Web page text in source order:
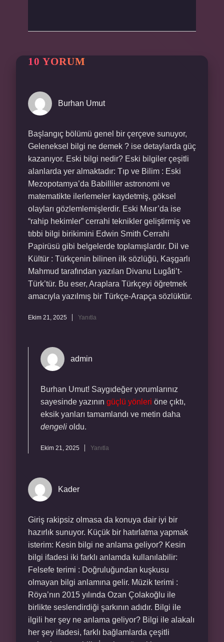
10 YORUM
Burhan Umut
Başlangıç bölümü genel bir çerçeve sunuyor,
Geleneksel bilgi ne demek ? ise detaylarda güç
kazanıyor. Eski bilgi nedir? Eski bilgiler çeşitli
alanlarda yer almaktadır: Tıp ve Bilim : Eski
Mezopotamya’da Babilliler astronomi ve
matematikte ilerlemeler kaydetmiş, göksel
olayları gözlemlemişlerdir. Eski Mısır’da ise
“rahip hekimler” cerrahi teknikler geliştirmiş ve
tıbbi bilgi birikimini Edwin Smith Cerrahi
Papirüsü gibi belgelerde toplamışlardır. Dil ve
Kültür : Türkçenin bilinen ilk sözlüğü, Kaşgarlı
Mahmud tarafından yazılan Divanu Lugâti’t-
Türk’tür. Bu eser, Araplara Türkçeyi öğretmek
amacıyla yazılmış bir Türkçe-Arapça sözlüktür.
Ekim 21, 2025 Yanıtla
admin
Burhan Umut! Saygıdeğer yorumlarınız
sayesinde yazının güçlü yönleri öne çıktı,
eksik yanları tamamlandı ve metin daha
dengeli oldu.
Ekim 21, 2025 Yanıtla
Kader
Giriş rakipsiz olmasa da konuya dair iyi bir
hazırlık sunuyor. Küçük bir hatırlatma yapmak
isterim: Kesin bilgi ne anlama geliyor? Kesin
bilgi ifadesi iki farklı anlamda kullanılabilir:
Felsefe terimi : Doğruluğundan kuşkusu
olmayan bilgi anlamına gelir. Müzik terimi :
Röya’nın 2015 yılında Ozan Çolakoğlu ile
birlikte seslendirdiği şarkının adıdır. Bilgi ile
ilgili her şey ne anlama geliyor? Bilgi ile alakalı
her şey ifadesi, farklı bağlamlarda çeşitli